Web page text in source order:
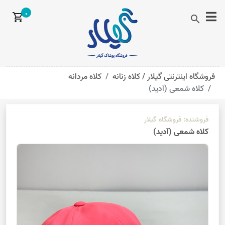
search
shopping_cart0
فروشگاه اینترنتی گیلار /کلاه زنانه
کلاه مردانه
کلاه شمعی (آدید)
فروشنده: فروشگاه گیلار
کلاه شمعی (آدید)